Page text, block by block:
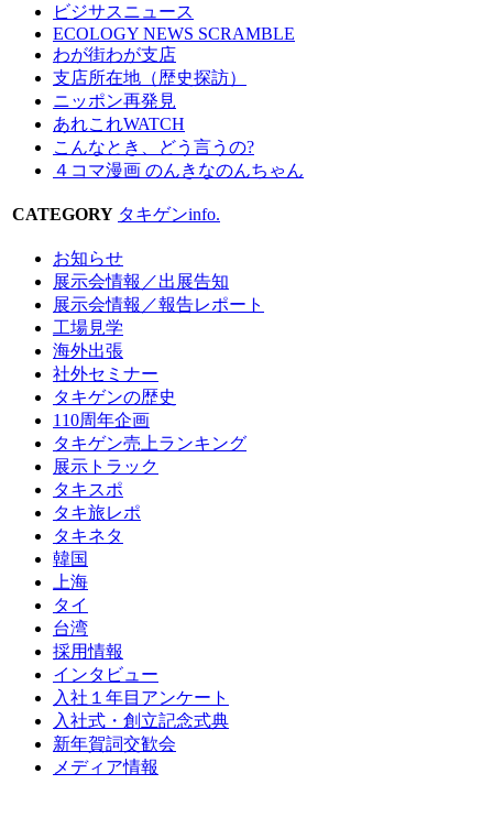
ビジサスニュース
ECOLOGY NEWS SCRAMBLE
わが街わが支店
支店所在地（歴史探訪）
ニッポン再発見
あれこれWATCH
こんなとき、どう言うの?
４コマ漫画 のんきなのんちゃん
CATEGORY タキゲンinfo.
お知らせ
展示会情報／出展告知
展示会情報／報告レポート
工場見学
海外出張
社外セミナー
タキゲンの歴史
110周年企画
タキゲン売上ランキング
展示トラック
タキスポ
タキ旅レポ
タキネタ
韓国
上海
タイ
台湾
採用情報
インタビュー
入社１年目アンケート
入社式・創立記念式典
新年賀詞交歓会
メディア情報